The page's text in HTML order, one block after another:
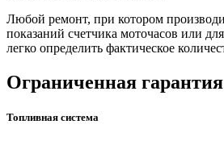
Любой ремонт, при котором
показаний счетчика моточасов или
легко определить фактическое
Ограниченная
Топливная система